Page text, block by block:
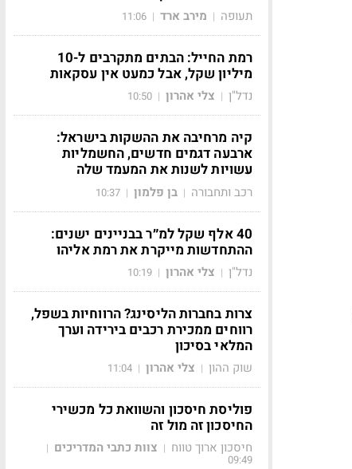
תעופה | מירב ארד |
11:06
רמת החייל: הבתים מתקרבים ל-10
מיליון שקל, אבל כמעט אין עסקאות
נדל"ן | צלי אהרון |
10:50
קיה מרחיבה את ההשקות בישראל:
ארבעה דגמים חדשים, החשמליות
עשויות לשנות את המעמד שלה
רכב ותחבורה | בן פלמון |
10:37
40 אלף שקל למ״ר בבניינים ישנים:
ההתחדשות מייקרת את רמת אליהו
נדל"ן | צלי אהרון |
10:19
צרות בחברות הליסינג? הרווחיות בשפל,
רווחים ממכירת רכבים בירידה וערך
המלאי בסיכון
שוק ההון | צלי אהרון |
11:04
פוליסת חיסכון והשוואת כל מכשירי
החיסכון זה מול זה
חיסכון ארוך טווח | צוות כתבי המדריכים |
09:49